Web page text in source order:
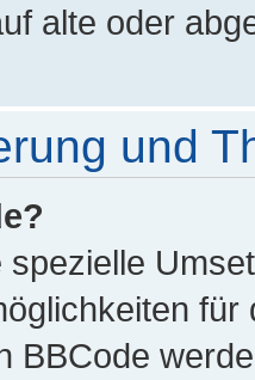
alte oder
und
spezielle
BBCode